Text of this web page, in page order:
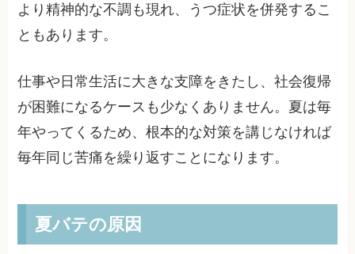
より精神的な不調も現れ、うつ症状を併発するこ
ともあります。
仕事や日常生活に大きな支障をきたし、社会復帰
が困難になるケースも少なくありません。夏は毎
年やってくるため、根本的な対策を講じなければ
毎年同じ苦痛を繰り返すことになります。
夏バテの原因